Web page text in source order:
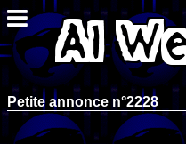
Petite annonce n°2228